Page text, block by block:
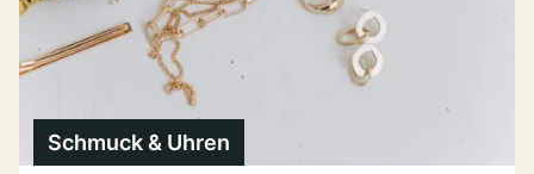
Schmuck & Uhren